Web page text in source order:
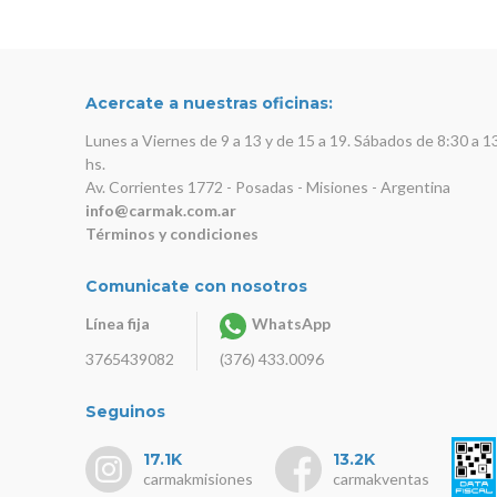
Acercate a nuestras oficinas:
Lunes a Viernes de 9 a 13 y de 15 a 19. Sábados de 8:30 a
hs.
Av. Corrientes 1772 - Posadas - Misiones - Argentina
info@carmak.com.ar
Términos y condiciones
Comunicate con nosotros
Línea fija
3765439082
WhatsApp
(376) 433.0096
Seguinos
17.1K
carmakmisiones
13.2K
carmakventas